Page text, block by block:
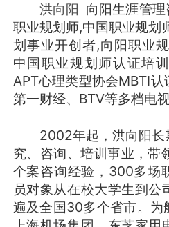
洪向阳 向阳生涯管
职业规划师,中国职业规划
划事业开创者,向阳职业
中国职业规划师认证培
APT心理类型协会MBTI认
第一财经、BTV等多档电
2002年起，洪向阳长
究、咨询、培训事业，
个案咨询经验，300多场
员对象从在校大学生到公
遍及全国30多个省市。为